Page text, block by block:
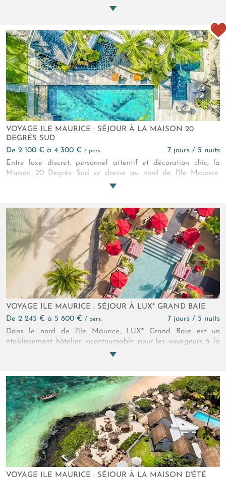
exclusive, idéale pour les couples en quête de passion au cœur
VOYAGE ILE MAURICE : SÉJOUR À LA MAISON 20
DEGRÉS SUD
de 2 100 € à 4 300 € / pers.
7 jours / 5 nuits
Entre luxe discret, personnel attentif et décoration chic, la
Maison 20 Degrés Sud se dresse au nord de l'île Maurice.
Installé dans une ancienne demeure coloniale au bord de
imprenables sur l'océan Indien et l'environnement tropical de
l'île Maurice. Laissez-vous séduire par le M/S Lady Lisbeth, le
plus ancien bateau à moteur de l'île, et embarquez pour une
épopée gourmande unique. Véritable sanctuaire de
tranquillité, l'hôtel vous offre une escapade propice à la
déconnexion.
VOYAGE ILE MAURICE : SÉJOUR À LUX* GRAND BAIE
de 2 245 € à 5 800 € / pers.
7 jours / 5 nuits
Dans le nord de l'île Maurice, LUX* Grand Baie est un
établissement hôtelier incontournable pour les voyageurs à la
recherche d'un séjour où luxe rime avec confort. Avec sa
tropiques.
VOYAGE ILE MAURICE : SÉJOUR À LA MAISON D'ÉTÉ